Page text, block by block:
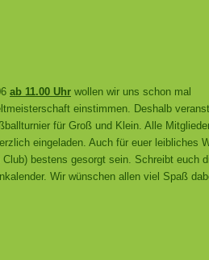
ab 11.00 Uhr wollen wir uns schon mal
einstimmen. Deshalb
für Groß und Klein. Alle
eingeladen. Auch für euer leibliches
bestens gesorgt sein. Schreibt euch
Wir wünschen allen viel Spaß